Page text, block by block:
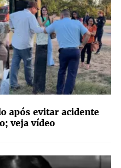
após evitar acidente
veja vídeo